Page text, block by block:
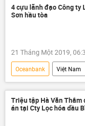
Lọc hóa dầu Bình Sơn
4 cựu lãnh đạo Công ty
Sơn hầu tòa
21 Tháng Một 2019,
Oceanbank Việt Nam
Thời sự
Bình Sơn
Lọc hóa dầu Bình Sơn
Triệu tập Hà Văn Thắm
án tại Cty Lọc hóa dầu